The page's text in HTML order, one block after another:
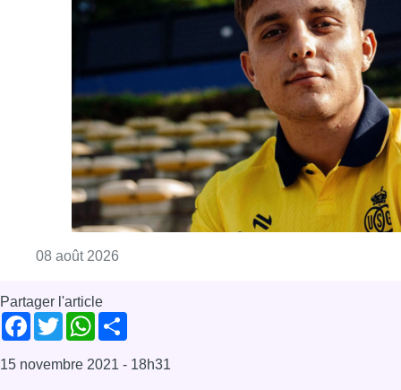
08 août 2026
Partager l'article
Facebook
TwitterWhatsApp
15 novembre 2021 - 18h31